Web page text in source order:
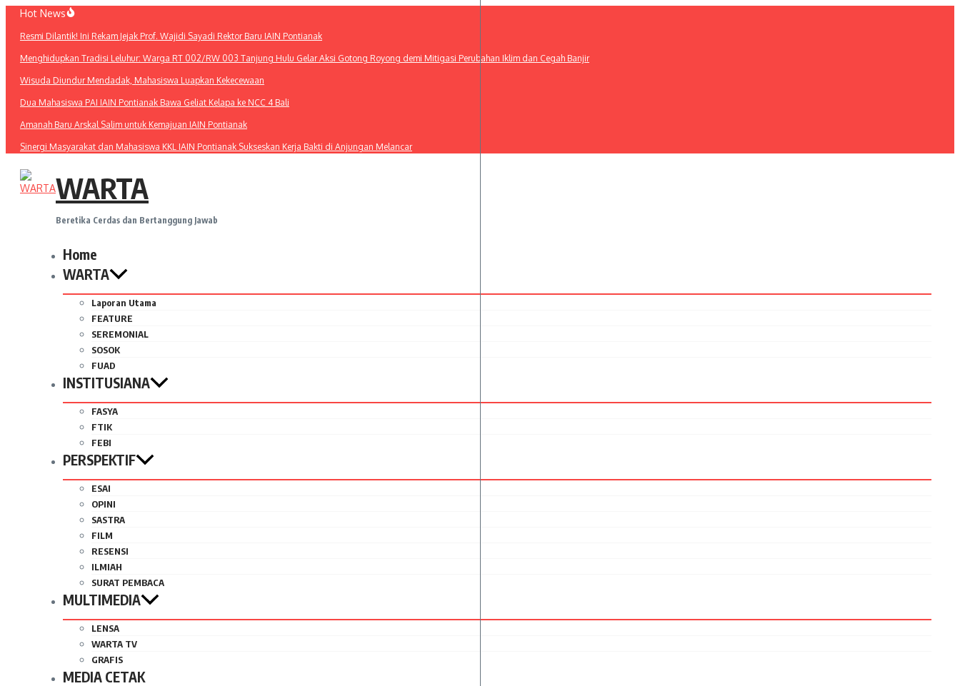
Lewati
konten
Hot News
Resmi Dilantik! Ini Rekam Jejak Prof. Wajidi Sayadi Rektor Baru IAIN Pontianak
Menghidupkan Tradisi Leluhur: Warga RT 002/RW 003 Tanjung Hulu Gelar Aksi Gotong Royong demi Mitigasi Perubahan Iklim dan Cegah Banjir
Wisuda Diundur Mendadak, Mahasiswa Luapkan Kekecewaan
Dua Mahasiswa PAI IAIN Pontianak Bawa Geliat Kelapa ke NCC 4 Bali
Amanah Baru Arskal Salim untuk Kemajuan IAIN Pontianak
Sinergi Masyarakat dan Mahasiswa KKL IAIN Pontianak Sukseskan Kerja Bakti di Anjungan Melancar
WARTA
Beretika Cerdas dan Bertanggung Jawab
Home
WARTA
Laporan Utama
FEATURE
SEREMONIAL
SOSOK
FUAD
INSTITUSIANA
FASYA
FTIK
FEBI
PERSPEKTIF
ESAI
OPINI
SASTRA
FILM
RESENSI
ILMIAH
SURAT PEMBACA
MULTIMEDIA
LENSA
WARTA TV
GRAFIS
MEDIA CETAK